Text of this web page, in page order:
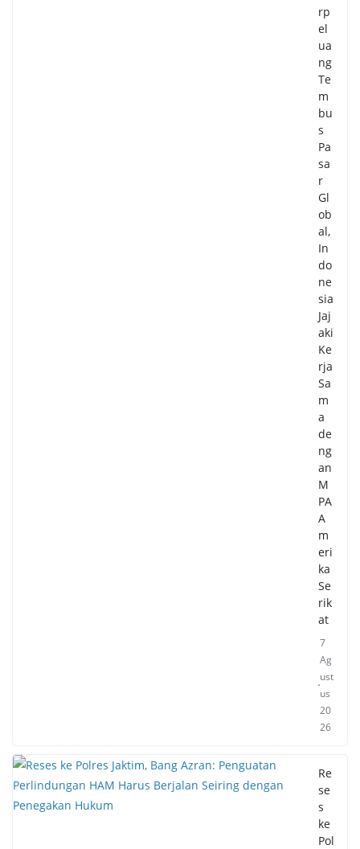
rp
el
ua
ng
Te
m
bu
s
Pa
sa
r
Gl
ob
al,
In
do
ne
sia
Jaj
aki
Ke
rja
Sa
m
a
de
ng
an
M
PA
A
m
eri
ka
Se
rik
at
7
Ag
ust
us
20
26
Re
se
s
ke
Pol